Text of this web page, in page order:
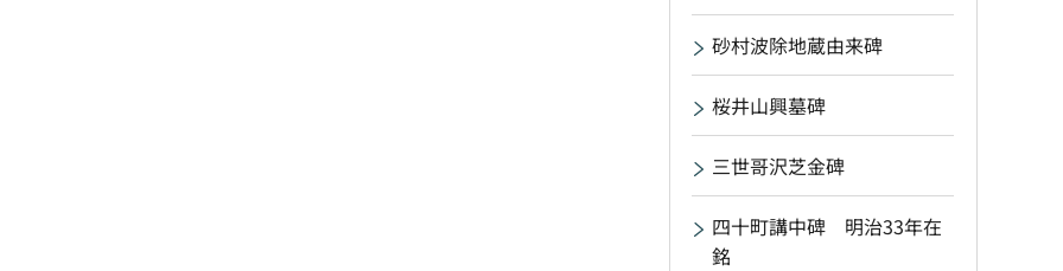
砂村波除地蔵由来碑
桜井山興墓碑
三世哥沢芝金碑
四十町講中碑 明治33年在
銘